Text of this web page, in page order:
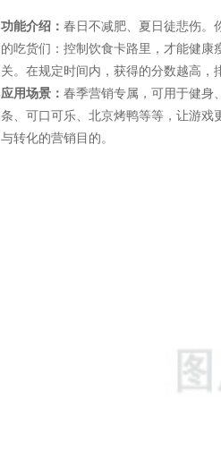
功能介绍： 春日不减肥、夏日徒悲伤。
的吃货们：控制饮食卡路里，才能健
关。在规定时间内，获得的分数越高，
应用场景： 春季营销专属，可用于健身
条、可口可乐、北京烤鸭等等，让游
与转化的营销目的。